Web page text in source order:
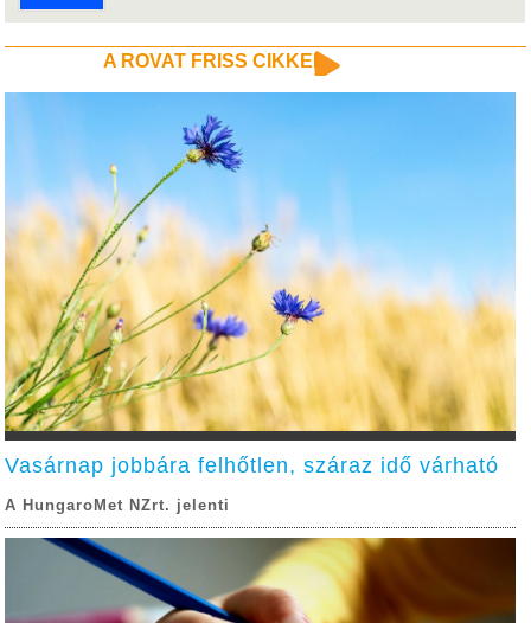
A ROVAT FRISS CIKKEI
Vasárnap jobbára felhőtlen, száraz idő várható
A HungaroMet NZrt. jelenti